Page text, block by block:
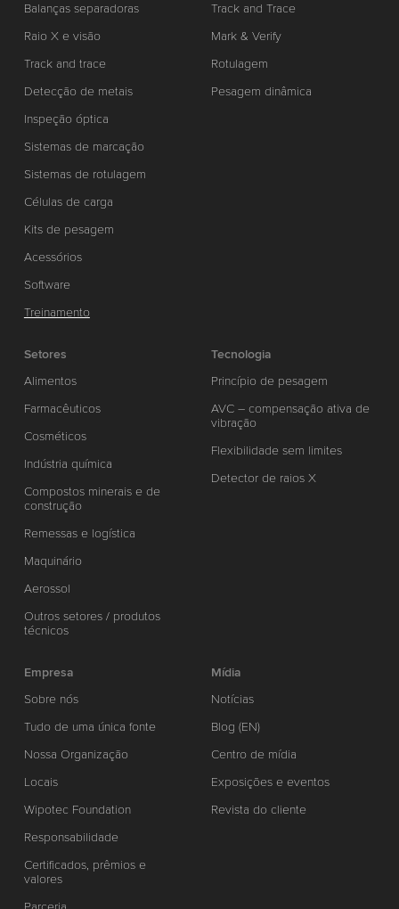
Balanças separadoras
Raio X e visão
Track and trace
Detecção de metais
Inspeção óptica
Sistemas de marcação
Sistemas de rotulagem
Células de carga
Kits de pesagem
Acessórios
Software
Treinamento
Track and Trace
Mark & Verify
Rotulagem
Pesagem dinâmica
Setores
Alimentos
Farmacêuticos
Cosméticos
Indústria química
Compostos minerais e de
construção
Remessas e logística
Maquinário
Aerossol
Outros setores / produtos
técnicos
Tecnologia
Princípio de pesagem
AVC – compensação ativa de
vibração
Flexibilidade sem limites
Detector de raios X
Empresa
Sobre nós
Tudo de uma única fonte
Nossa Organização
Locais
Wipotec Foundation
Responsabilidade
Certificados, prêmios e
valores
Mídia
Notícias
Blog (EN)
Centro de mídia
Exposições e eventos
Revista do cliente